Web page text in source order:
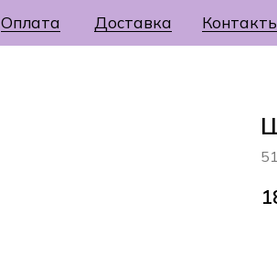
Доставка
Оплата